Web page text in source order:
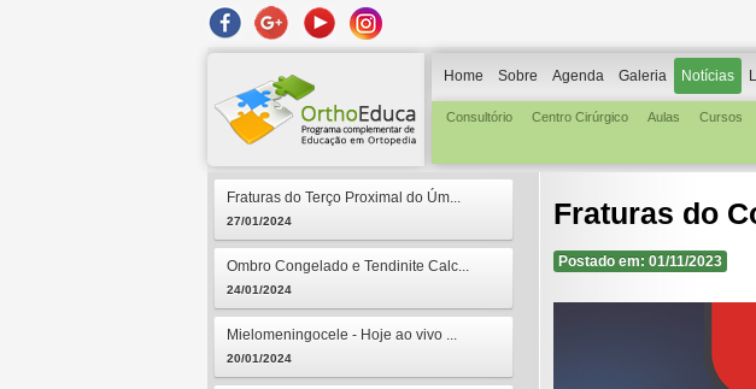
Home Sobre Agenda Galeria Notícias
Consultório Centro Cirúrgico Aulas Cursos
Fraturas do Terço Proximal do Úm...
27/01/2024
Ombro Congelado e Tendinite Calc...
24/01/2024
Mielomeningocele - Hoje ao vivo ...
20/01/2024
Fraturas do
Postado em: 01/11/2023